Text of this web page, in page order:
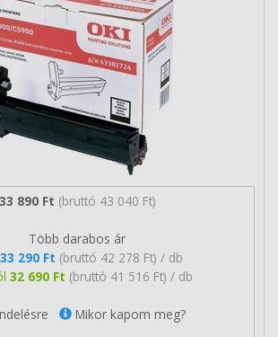
33 890 Ft (bruttó 43 040 Ft)
Több darabos ár
33 290 Ft (bruttó 42 278 Ft) / db
32 690 Ft (bruttó 41 516 Ft) / db
Mikor kapom meg?